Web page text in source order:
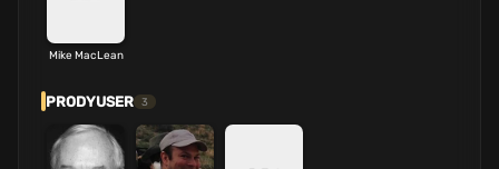
Mike MacLean
PRODYUSER 3